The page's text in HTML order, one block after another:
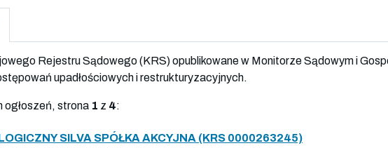
Rejestru Sądowego (KRS) opublikowane w Monitorze Sądowym i
upadłościowych i restrukturyzacyjnych.
ogłoszeń, strona 1 z 4:
SILVA SPÓŁKA AKCYJNA (KRS 0000263245)